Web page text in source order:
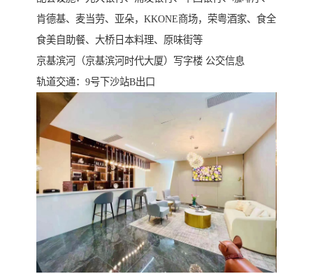
肯德基、麦当劳、亚朵，KKONE商场，荣粤酒家、食全
食美自助餐、大桥日本料理、原味街等
京基滨河（京基滨河时代大厦）写字楼 公交信息
轨道交通：9号下沙站B出口